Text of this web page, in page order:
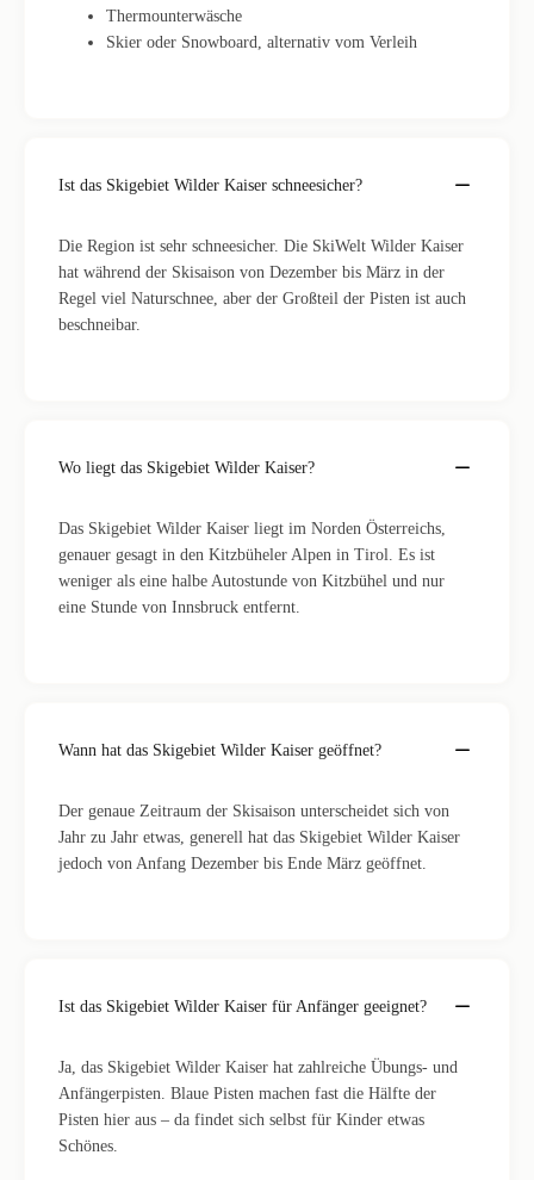
Thermounterwäsche
Skier oder Snowboard, alternativ vom Verleih
Ist das Skigebiet Wilder Kaiser schneesicher?
Die Region ist sehr schneesicher. Die SkiWelt Wilder Kaiser
hat während der Skisaison von Dezember bis März in der
Regel viel Naturschnee, aber der Großteil der Pisten ist auch
beschneibar.
Wo liegt das Skigebiet Wilder Kaiser?
Das Skigebiet Wilder Kaiser liegt im Norden Österreichs,
genauer gesagt in den Kitzbüheler Alpen in Tirol. Es ist
weniger als eine halbe Autostunde von Kitzbühel und nur
eine Stunde von Innsbruck entfernt.
Wann hat das Skigebiet Wilder Kaiser geöffnet?
Der genaue Zeitraum der Skisaison unterscheidet sich von
Jahr zu Jahr etwas, generell hat das Skigebiet Wilder Kaiser
jedoch von Anfang Dezember bis Ende März geöffnet.
Ist das Skigebiet Wilder Kaiser für Anfänger geeignet?
Ja, das Skigebiet Wilder Kaiser hat zahlreiche Übungs- und
Anfängerpisten. Blaue Pisten machen fast die Hälfte der
Pisten hier aus – da findet sich selbst für Kinder etwas
Schönes.